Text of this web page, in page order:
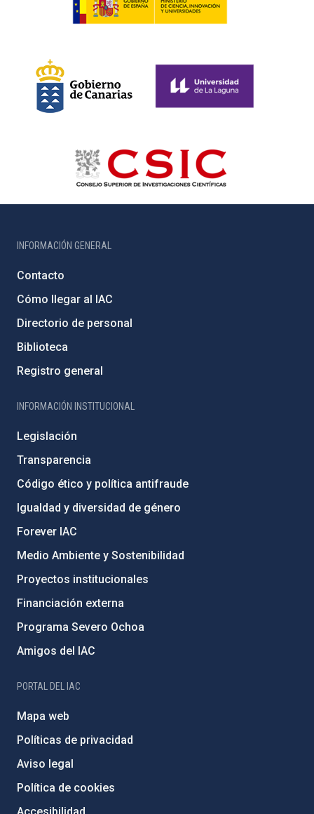
INFORMACIÓN GENERAL
Contacto
Cómo llegar al IAC
Directorio de personal
Biblioteca
Registro general
INFORMACIÓN INSTITUCIONAL
Legislación
Transparencia
Código ético y política antifraude
Igualdad y diversidad de género
Forever IAC
Medio Ambiente y Sostenibilidad
Proyectos institucionales
Financiación externa
Programa Severo Ochoa
Amigos del IAC
PORTAL DEL IAC
Mapa web
Políticas de privacidad
Aviso legal
Política de cookies